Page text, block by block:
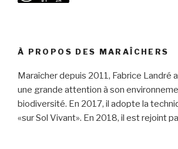
À PROPOS DES MARAÎCHERS
Maraîcher depuis 2011, Fabrice Landré
une grande attention à son
biodiversité. En 2017, il adopte la
«sur Sol Vivant». En 2018, il est rejoint